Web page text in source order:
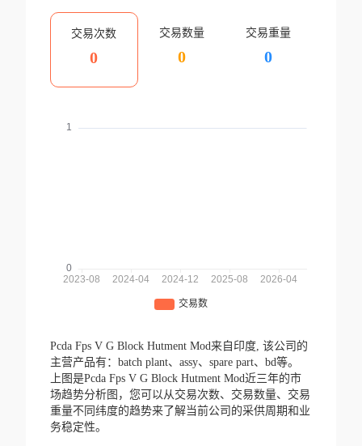
交易次数
0
交易数量
0
交易重量
0
Pcda Fps V G Block Hutment Mod来自印度, 该公司的
主营产品有：batch plant、assy、spare part、bd等。
上图是Pcda Fps V G Block Hutment Mod近三年的市
场趋势分析图，您可以从交易次数、交易数量、交易
重量不同纬度的趋势来了解当前公司的采供周期和业
务稳定性。